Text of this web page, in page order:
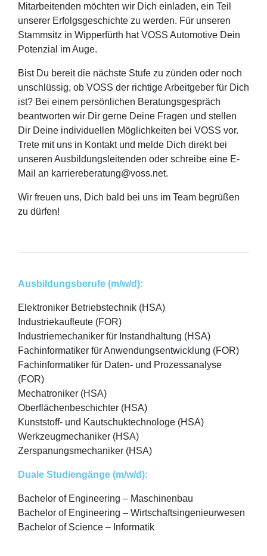
Mitarbeitenden möchten wir Dich einladen, ein Teil
unserer Erfolgsgeschichte zu werden. Für unseren
Stammsitz in Wipperfürth hat VOSS Automotive Dein
Potenzial im Auge.
Bist Du bereit die nächste Stufe zu zünden oder noch
unschlüssig, ob VOSS der richtige Arbeitgeber für Dich
ist? Bei einem persönlichen Beratungsgespräch
beantworten wir Dir gerne Deine Fragen und stellen
Dir Deine individuellen Möglichkeiten bei VOSS vor.
Trete mit uns in Kontakt und melde Dich direkt bei
unseren Ausbildungsleitenden oder schreibe eine E-
Mail an karriereberatung@voss.net.
Wir freuen uns, Dich bald bei uns im Team begrüßen
zu dürfen!
Ausbildungsberufe (m/w/d):
Elektroniker Betriebstechnik (HSA)
Industriekaufleute (FOR)
Industriemechaniker für Instandhaltung (HSA)
Fachinformatiker für Anwendungsentwicklung (FOR)
Fachinformatiker für Daten- und Prozessanalyse
(FOR)
Mechatroniker (HSA)
Oberflächenbeschichter (HSA)
Kunststoff- und Kautschuktechnologe (HSA)
Werkzeugmechaniker (HSA)
Zerspanungsmechaniker (HSA)
Duale Studiengänge (m/w/d):
Bachelor of Engineering – Maschinenbau
Bachelor of Engineering – Wirtschaftsingenieurwesen
Bachelor of Science – Informatik